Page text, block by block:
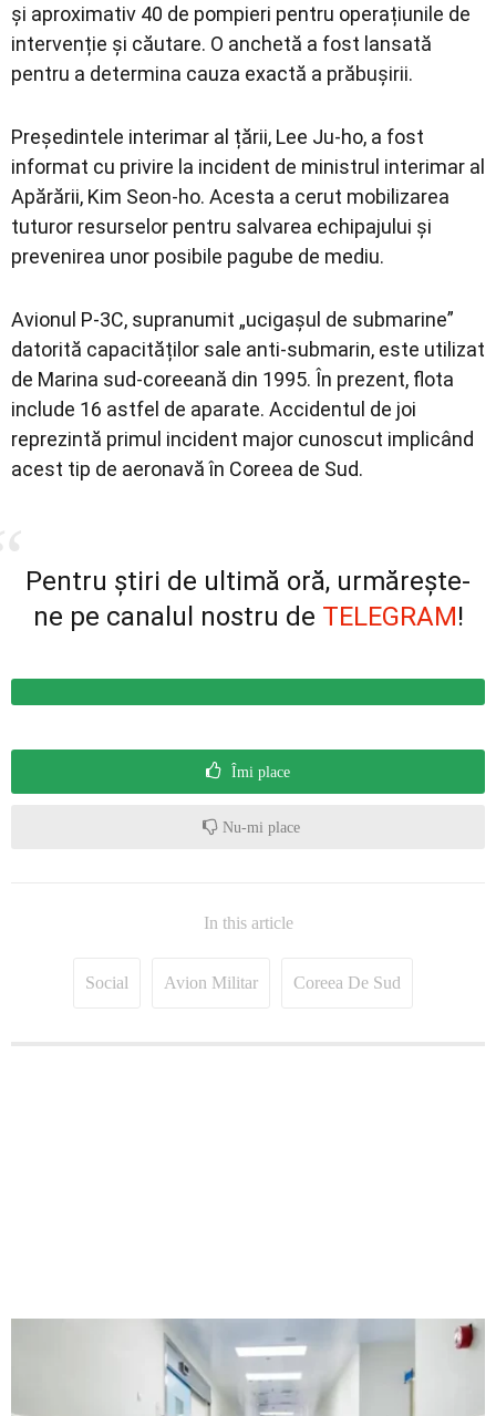
și aproximativ 40 de pompieri pentru operațiunile de
intervenție și căutare. O anchetă a fost lansată
pentru a determina cauza exactă a prăbușirii.
Președintele interimar al țării, Lee Ju-ho, a fost
informat cu privire la incident de ministrul interimar al
Apărării, Kim Seon-ho. Acesta a cerut mobilizarea
tuturor resurselor pentru salvarea echipajului și
prevenirea unor posibile pagube de mediu.
Avionul P-3C, supranumit „ucigașul de submarine”
datorită capacităților sale anti-submarin, este utilizat
de Marina sud-coreeană din 1995. În prezent, flota
include 16 astfel de aparate. Accidentul de joi
reprezintă primul incident major cunoscut implicând
acest tip de aeronavă în Coreea de Sud.
Pentru știri de ultimă oră, urmărește-
ne pe canalul nostru de TELEGRAM!
Îmi place
Nu-mi place
In this article
Social Avion Militar Coreea De Sud